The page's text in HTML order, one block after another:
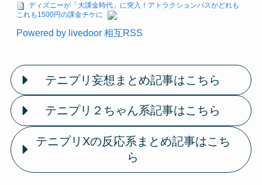
ディズニーが「大課金時代」に突入！アトラクションパスがどれも
これも1500円の課金チケに
Powered by livedoor 相互RSS
テニプリ妄想まとめ記事はこちら
テニプリ２ちゃん系記事はこちら
テニプリXの反応系まとめ記事はこち
ら